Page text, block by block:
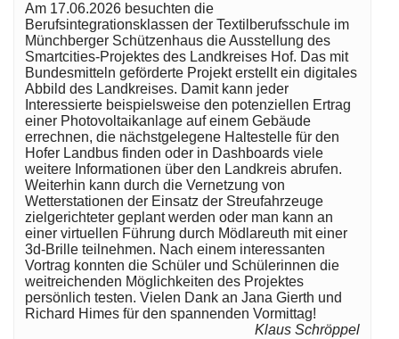
Am 17.06.2026 besuchten die
Berufsintegrationsklassen der Textilberufsschule im
Münchberger Schützenhaus die Ausstellung des
Smartcities-Projektes des Landkreises Hof. Das mit
Bundesmitteln geförderte Projekt erstellt ein digitales
Abbild des Landkreises. Damit kann jeder
Interessierte beispielsweise den potenziellen Ertrag
einer Photovoltaikanlage auf einem Gebäude
errechnen, die nächstgelegene Haltestelle für den
Hofer Landbus finden oder in Dashboards viele
weitere Informationen über den Landkreis abrufen.
Weiterhin kann durch die Vernetzung von
Wetterstationen der Einsatz der Streufahrzeuge
zielgerichteter geplant werden oder man kann an
einer virtuellen Führung durch Mödlareuth mit einer
3d-Brille teilnehmen. Nach einem interessanten
Vortrag konnten die Schüler und Schülerinnen die
weitreichenden Möglichkeiten des Projektes
persönlich testen. Vielen Dank an Jana Gierth und
Richard Himes für den spannenden Vormittag!
Klaus Schröppel